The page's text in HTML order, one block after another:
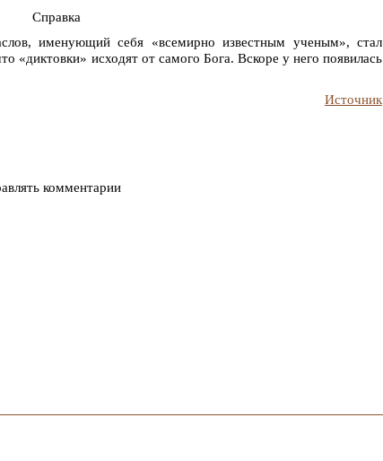
Справка
именующий себя «всемирно известным ученым», стал
«диктовки» исходят от самого Бога. Вскоре у него появилась
Источник
комментарии